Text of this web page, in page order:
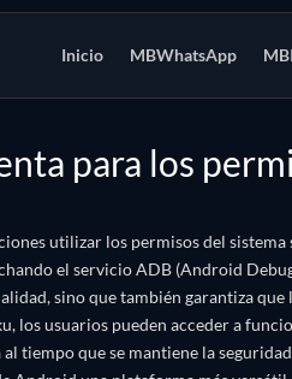
Inicio MBWhatsApp
para los
utilizar los permisos del
el servicio ADB (Android
sino que también garantiza
los usuarios pueden acceder a
tiempo que se mantiene la